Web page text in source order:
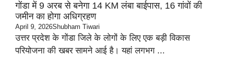
गोंडा में 9 अरब से बनेगा 14 KM लंबा बाईपास, 16 गांवों की
जमीन का होगा अधिग्रहण
April 9, 2026Shubham Tiwari
उत्तर प्रदेश के गोंडा जिले के लोगों के लिए एक बड़ी विकास
परियोजना की खबर सामने आई है। यहां लगभग ...